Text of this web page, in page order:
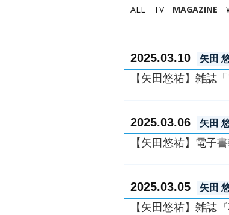
ALL TV MAGAZINE
2025.03.10 矢田
【矢田悠祐】雑誌
2025.03.06 矢田
【矢田悠祐】電子
2025.03.05 矢田
【矢田悠祐】雑誌